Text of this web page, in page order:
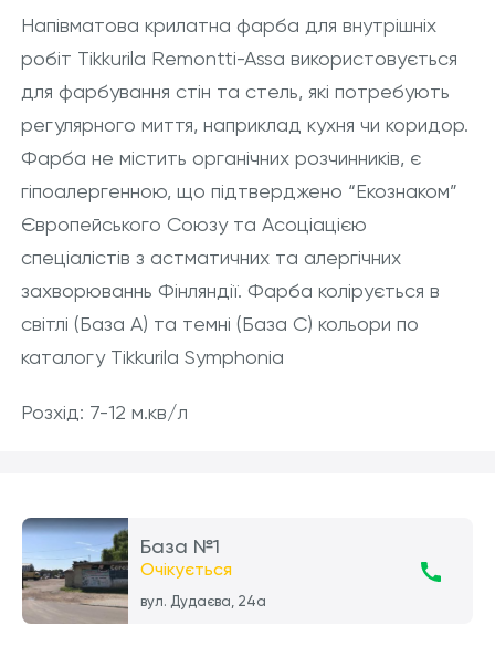
Напівматова крилатна фарба для внутрішніх
робіт Tikkurila Remontti-Assa використовується
для фарбування стін та стель, які потребують
регулярного миття, наприклад кухня чи коридор.
Фарба не містить органічних розчинників, є
гіпоалергенною, що підтверджено “Екознаком”
Європейського Союзу та Асоціацією
спеціалістів з астматичних та алергічних
захворюваннь Фінляндії. Фарба колірується в
світлі (База А) та темні (База С) кольори по
каталогу Tikkurila Symphonia
Розхід: 7-12 м.кв/л
База №1
Очікується
вул. Дудаєва, 24а